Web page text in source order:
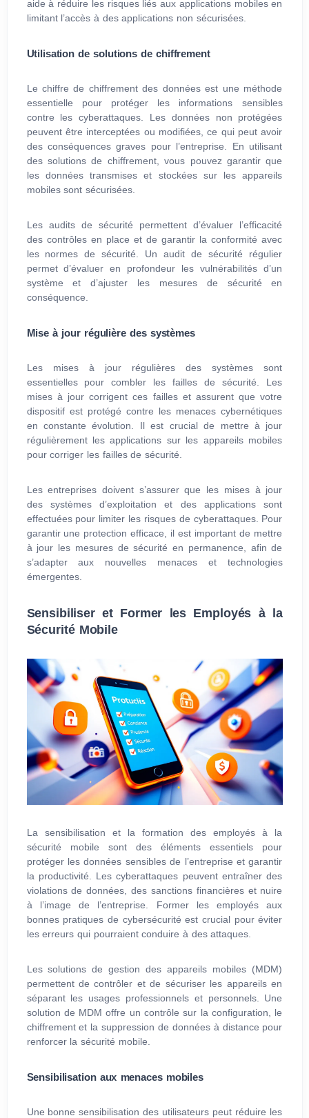
aide à réduire les risques liés aux applications mobiles en
limitant l’accès à des applications non sécurisées.
Utilisation de solutions de chiffrement
Le chiffre de chiffrement des données est une méthode
essentielle pour protéger les informations sensibles
contre les cyberattaques. Les données non protégées
peuvent être interceptées ou modifiées, ce qui peut avoir
des conséquences graves pour l’entreprise. En utilisant
des solutions de chiffrement, vous pouvez garantir que
les données transmises et stockées sur les appareils
mobiles sont sécurisées.
Les audits de sécurité permettent d’évaluer l’efficacité
des contrôles en place et de garantir la conformité avec
les normes de sécurité. Un audit de sécurité régulier
permet d’évaluer en profondeur les vulnérabilités d’un
système et d’ajuster les mesures de sécurité en
conséquence.
Mise à jour régulière des systèmes
Les mises à jour régulières des systèmes sont
essentielles pour combler les failles de sécurité. Les
mises à jour corrigent ces failles et assurent que votre
dispositif est protégé contre les menaces cybernétiques
en constante évolution. Il est crucial de mettre à jour
régulièrement les applications sur les appareils mobiles
pour corriger les failles de sécurité.
Les entreprises doivent s’assurer que les mises à jour
des systèmes d’exploitation et des applications sont
effectuées pour limiter les risques de cyberattaques. Pour
garantir une protection efficace, il est important de mettre
à jour les mesures de sécurité en permanence, afin de
s’adapter aux nouvelles menaces et technologies
émergentes.
Sensibiliser et Former les Employés à la
Sécurité Mobile
La sensibilisation et la formation des employés à la
sécurité mobile sont des éléments essentiels pour
protéger les données sensibles de l’entreprise et garantir
la productivité. Les cyberattaques peuvent entraîner des
violations de données, des sanctions financières et nuire
à l’image de l’entreprise. Former les employés aux
bonnes pratiques de cybersécurité est crucial pour éviter
les erreurs qui pourraient conduire à des attaques.
Les solutions de gestion des appareils mobiles (MDM)
permettent de contrôler et de sécuriser les appareils en
séparant les usages professionnels et personnels. Une
solution de MDM offre un contrôle sur la configuration, le
chiffrement et la suppression de données à distance pour
renforcer la sécurité mobile.
Sensibilisation aux menaces mobiles
Une bonne sensibilisation des utilisateurs peut réduire les